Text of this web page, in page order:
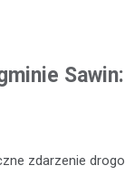
zdarzenie